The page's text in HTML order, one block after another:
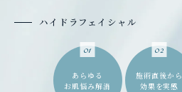
ハイドラフェイシャル
01
あらゆる
お肌悩み解消
02
施術直後から
効果を実感